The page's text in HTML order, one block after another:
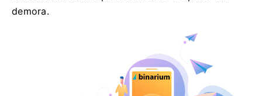
demora.